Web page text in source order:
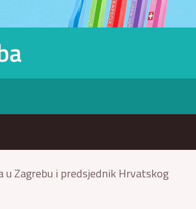
Zagrebu i predsjednik Hrvatskog